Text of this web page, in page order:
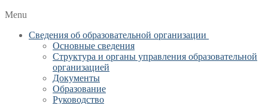
Menu
Сведения об образовательной организации
Основные сведения
Структура и органы управления образовательной
организацией
Документы
Образование
Руководство